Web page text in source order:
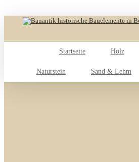
content
Startseite
Holz
Naturstein Sand & Lehm